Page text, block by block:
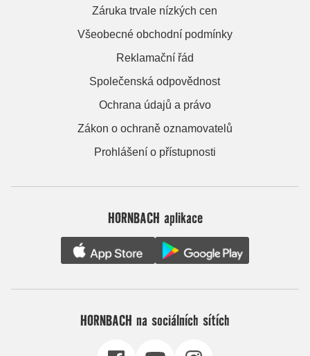
Záruka trvale nízkých cen
Všeobecné obchodní podmínky
Reklamační řád
Společenská odpovědnost
Ochrana údajů a právo
Zákon o ochraně oznamovatelů
Prohlášení o přístupnosti
HORNBACH aplikace
HORNBACH na sociálních sítích